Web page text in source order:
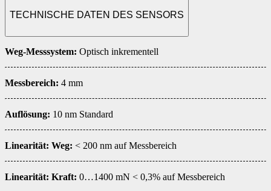
TECHNISCHE DATEN DES SENSORS
Weg-Messsystem: Optisch inkrementell
Messbereich: 4 mm
Auflösung: 10 nm Standard
Linearität: Weg: < 200 nm auf Messbereich
Linearität: Kraft: 0…1400 mN < 0,3% auf Messbereich